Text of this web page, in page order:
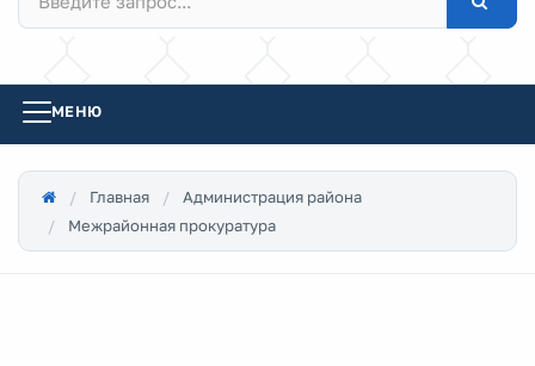
МЕНЮ
Главная
Администрация района
Межрайонная прокуратура